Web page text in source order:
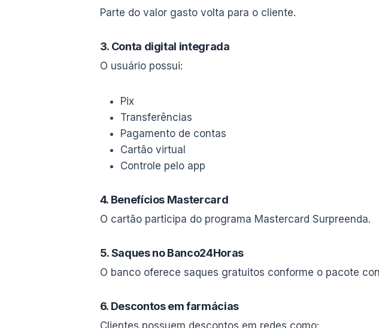
Parte do valor gasto volta para o cliente.
3. Conta digital integrada
O usuário possui:
Pix
Transferências
Pagamento de contas
Cartão virtual
Controle pelo app
4. Benefícios Mastercard
O cartão participa do programa Mastercard Surpreenda.
5. Saques no Banco24Horas
O banco oferece saques gratuitos conforme o pacote
6. Descontos em farmácias
Clientes possuem descontos em redes como: